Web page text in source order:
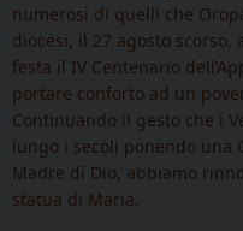
numerosi di quelli che
diocesi, il 27 agosto
festa il IV Centenario
portare conforto ad un
Continuando il gesto che i
lungo i secoli ponendo una
Madre di Dio, abbiamo
statua di Maria.